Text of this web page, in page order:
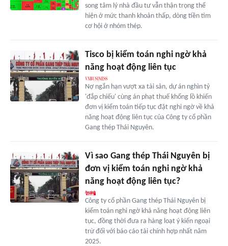
song tâm lý nhà đầu tư vẫn thận trọng thể
hiện ở mức thanh khoản thấp, dòng tiền tìm
cơ hội ở nhóm thép.
Tisco bị kiểm toán nghi ngờ khả
năng hoạt động liên tục
Nợ ngắn hạn vượt xa tài sản, dự án nghìn tỷ
'đắp chiếu' cùng án phạt thuế khổng lồ khiến
đơn vị kiểm toán tiếp tục đặt nghi ngờ về khả
năng hoạt động liên tục của Công ty cổ phần
Gang thép Thái Nguyên.
Vì sao Gang thép Thái Nguyên bị
đơn vị kiểm toán nghi ngờ khả
năng hoạt động liên tục?
Công ty cổ phần Gang thép Thái Nguyên bị
kiểm toán nghi ngờ khả năng hoạt động liên
tục, đồng thời đưa ra hàng loạt ý kiến ngoại
trừ đối với báo cáo tài chính hợp nhất năm
2025.